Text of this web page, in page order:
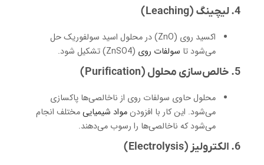
4. لیچینگ (Leaching)
اکسید روی (ZnO) در محلول اسید سولفوریک حل
می‌شود تا سولفات روی (ZnSO4) تشکیل شود.
5. خالص‌سازی محلول (Purification)
محلول حاوی سولفات روی از ناخالصی‌ها پاکسازی
می‌شود. این کار با افزودنمواد شیمیاییمختلف انجام
می‌شود که ناخالصی‌ها را رسوب می‌دهند.
6. الکترولیز (Electrolysis)